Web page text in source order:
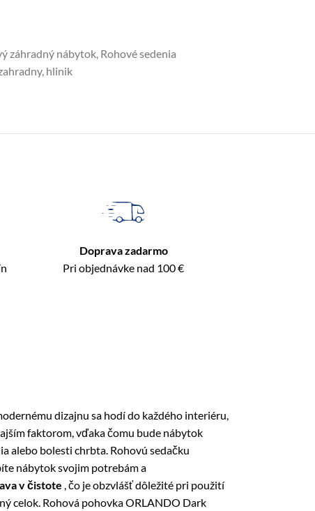
záhradný nábytok, Rohové sedenia
, hlinik
Doprava zadarmo
Pri objednávke nad 100 €
dizajnu sa hodí do každého interiéru,
faktorom, vďaka čomu bude nábytok
alebo bolesti chrbta. Rohovú sedačku
nábytok svojim potrebám a
v čistote , čo je obzvlášť dôležité pri použití
celok. Rohová pohovka ORLANDO Dark